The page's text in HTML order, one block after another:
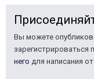
Вы можете
зарегистрироваться
него для написания